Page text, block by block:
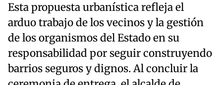
Esta propuesta urbanística refleja el
arduo trabajo de los vecinos y la gestión
de los organismos del Estado en su
responsabilidad por seguir construyendo
barrios seguros y dignos. Al concluir la